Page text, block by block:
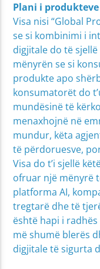
Plani i produkteve
Visa nisi “Global
se si kombinimi i
digjitale do të
mënyrën se si
produkte apo
konsumatorët do
mundësinë të
menaxhojnë në
mundur, këta
të përdoruesve,
Visa do t’i sjellë
ofruar një mënyrë
platforma AI,
tregtarë dhe të
është hapi i
më shumë blerës
digjitale të sigurta